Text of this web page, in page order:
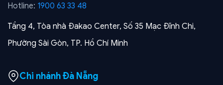
Hotline: 1900 63 33 48
Tầng 4, Tòa nhà Đakao Center, Số 35 Mạc Đĩnh Chi,
Phường Sài Gòn, TP. Hồ Chí Minh
Chi nhánh Đà Nẵng